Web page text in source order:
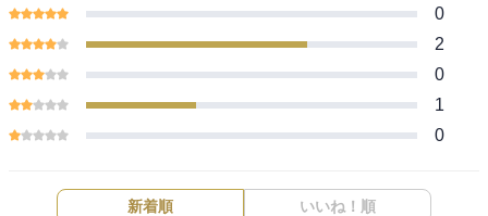
0
2
0
1
0
新着順 いいね！順